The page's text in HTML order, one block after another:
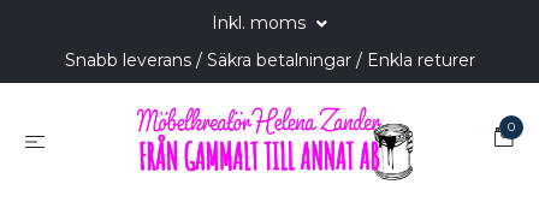
Inkl. moms
Snabb leverans / Säkra betalningar / Enkla returer
0